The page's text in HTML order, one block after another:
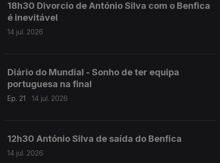
18h30 Divorcio de António Silva com o Benfica
é inevitável
14 jul. 2026
Diário do Mundial - Sonho de ter equipa
portuguesa na final
Ep. 21 14 jul. 2026
12h30 António Silva de saída do Benfica
14 jul. 2026